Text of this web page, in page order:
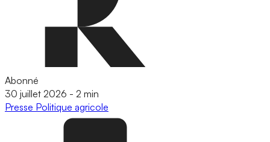
Abonné
30 juillet 2026 - 2 min
Presse Politique agricole